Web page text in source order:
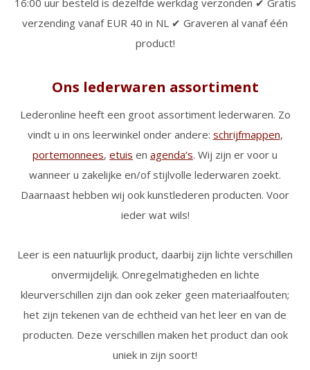
verzending vanaf EUR 40 in NL ✔ Graveren al vanaf één
product!
Ons lederwaren assortiment
Lederonline heeft een groot assortiment lederwaren. Zo
vindt u in ons leerwinkel onder andere: schrijfmappen,
portemonnees, etuis en agenda’s. Wij zijn er voor u
wanneer u zakelijke en/of stijlvolle lederwaren zoekt.
Daarnaast hebben wij ook kunstlederen producten. Voor
ieder wat wils!
Leer is een natuurlijk product, daarbij zijn lichte verschillen
onvermijdelijk. Onregelmatigheden en lichte
kleurverschillen zijn dan ook zeker geen materiaalfouten;
het zijn tekenen van de echtheid van het leer en van de
producten. Deze verschillen maken het product dan ook
uniek in zijn soort!